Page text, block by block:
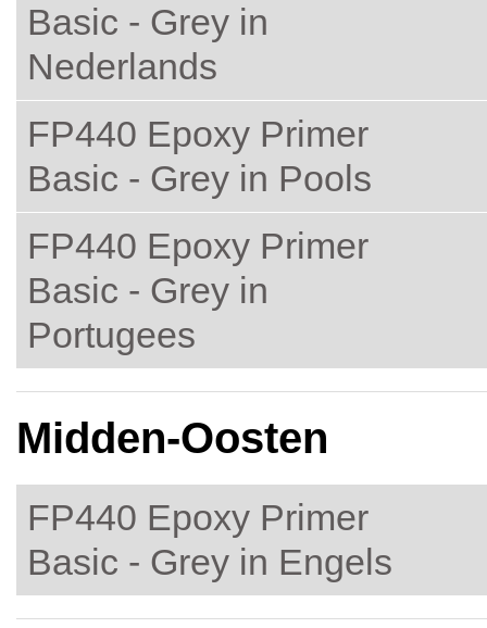
Basic - Grey in
Nederlands
FP440 Epoxy Primer
Basic - Grey in Pools
FP440 Epoxy Primer
Basic - Grey in
Portugees
Midden-Oosten
FP440 Epoxy Primer
Basic - Grey in Engels